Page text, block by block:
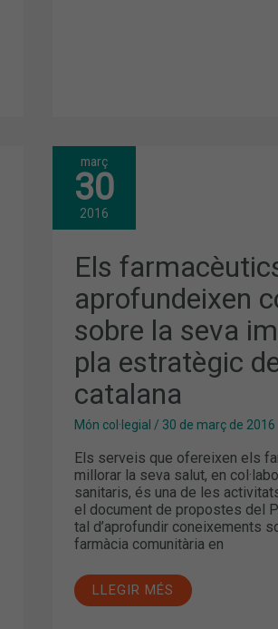
març
30
2016
Els
aprofundeixen
sobre la seva
pla estratègic
catalana
Món col·legial / 30 de març de 2016
Els serveis que ofereixen els
millorar la seva salut, en
sanitaris, és una de les
el document de propostes del
tal d’aprofundir coneixements
farmàcia comunitària en
ELS
FARMACÈUTICS
DE
BARCELONA
APROFUNDEIXEN
SOBRE
LA
SEVA
IMPLICACIÓ
EN
EL
PLA
ESTRATÈGIC
DE
LA
SALUT
CATALANA
LLEGIR MÉS